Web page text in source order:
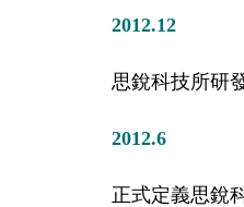
2012.12
思銳科技所研
2012.6
正式定義思銳